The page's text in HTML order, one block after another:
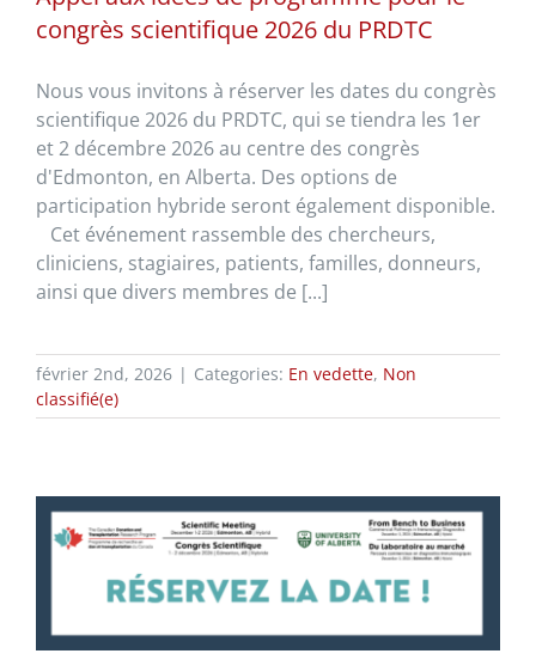
congrès scientifique 2026 du PRDTC
Nous vous invitons à réserver les dates du congrès
scientifique 2026 du PRDTC, qui se tiendra les 1er
et 2 décembre 2026 au centre des congrès
d'Edmonton, en Alberta. Des options de
participation hybride seront également disponible.
Cet événement rassemble des chercheurs,
cliniciens, stagiaires, patients, familles, donneurs,
ainsi que divers membres de [...]
février 2nd, 2026 | Categories: En vedette, Non
classifié(e)